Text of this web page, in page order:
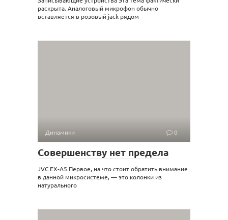
раскрыта. Аналоговый микрофон обычно
вставляется в розовый jack рядом
Динамики 0
Совершенству нет предела
JVC EX-A5 Первое, на что стоит обратить внимание
в данной микросистеме, — это колонки из
натурального